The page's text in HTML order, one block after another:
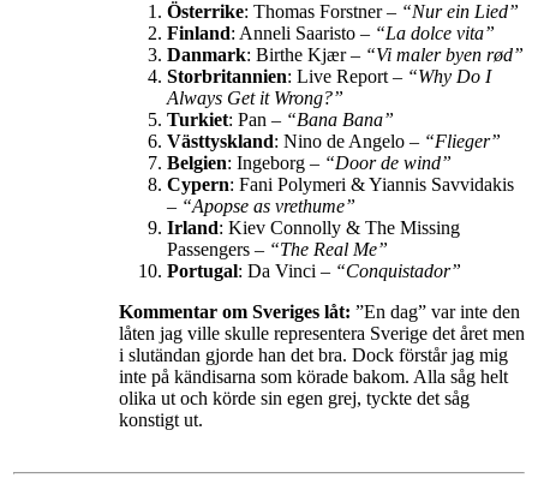
Österrike: Thomas Forstner – “Nur ein Lied”
Finland: Anneli Saaristo – “La dolce vita”
Danmark: Birthe Kjær – “Vi maler byen rød”
Storbritannien: Live Report – “Why Do I
Always Get it Wrong?”
Turkiet: Pan – “Bana Bana”
Västtyskland: Nino de Angelo – “Flieger”
Belgien: Ingeborg – “Door de wind”
Cypern: Fani Polymeri & Yiannis Savvidakis
– “Apopse as vrethume”
Irland: Kiev Connolly & The Missing
Passengers – “The Real Me”
Portugal: Da Vinci – “Conquistador”
Kommentar om Sveriges låt: ”En dag” var inte den
låten jag ville skulle representera Sverige det året men
i slutändan gjorde han det bra. Dock förstår jag mig
inte på kändisarna som körade bakom. Alla såg helt
olika ut och körde sin egen grej, tyckte det såg
konstigt ut.